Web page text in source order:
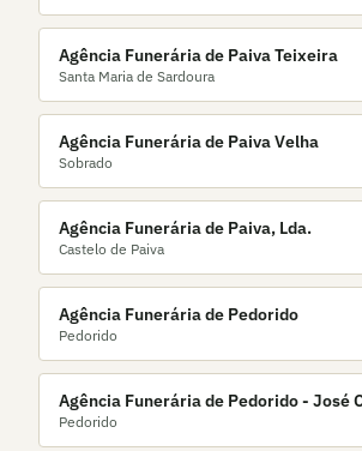
Agência Funerária de Paiva Teixeira
Santa Maria de Sardoura
Agência Funerária de Paiva Velha
Sobrado
Agência Funerária de Paiva, Lda.
Castelo de Paiva
Agência Funerária de Pedorido
Pedorido
Agência Funerária de Pedorido - José
Pedorido